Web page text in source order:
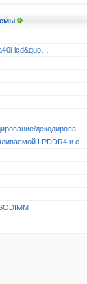
lcd&quo…
декодирова…
LPDDR4 и e…